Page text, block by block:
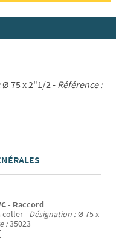
Ø 75 x 2"1/2 - Référence :
- Raccord
coller - Désignation :Ø 75 x
:35023